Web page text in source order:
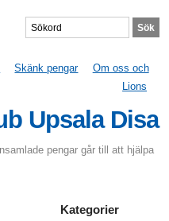
Skänk pengar
Om oss och
Lions
Upsala Disa
pengar går till att hjälpa
Kategorier